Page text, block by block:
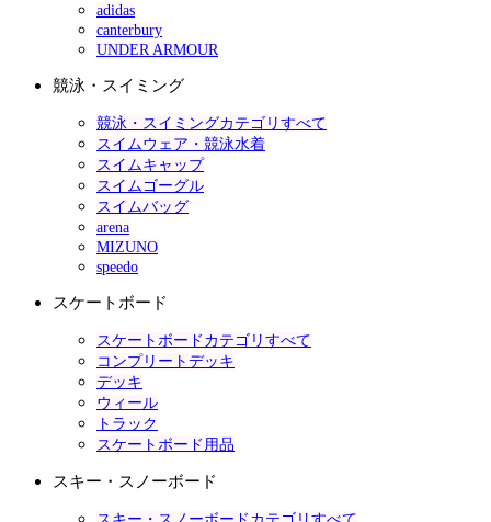
adidas
canterbury
UNDER ARMOUR
競泳・スイミング
競泳・スイミングカテゴリすべて
スイムウェア・競泳水着
スイムキャップ
スイムゴーグル
スイムバッグ
arena
MIZUNO
speedo
スケートボード
スケートボードカテゴリすべて
コンプリートデッキ
デッキ
ウィール
トラック
スケートボード用品
スキー・スノーボード